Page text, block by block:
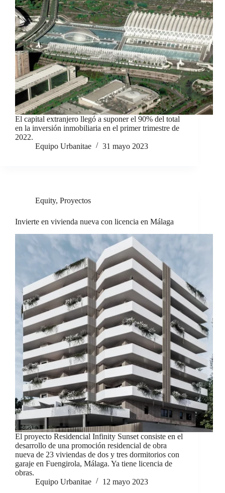
El capital extranjero llegó a suponer el 90% del total
en la inversión inmobiliaria en el primer trimestre de
2022.
Equipo Urbanitae
31 mayo 2023
Equity, Proyectos
Invierte en vivienda nueva con licencia en Málaga
El proyecto Residencial Infinity Sunset consiste en el
desarrollo de una promoción residencial de obra
nueva de 23 viviendas de dos y tres dormitorios con
garaje en Fuengirola, Málaga. Ya tiene licencia de
obras.
Equipo Urbanitae
12 mayo 2023